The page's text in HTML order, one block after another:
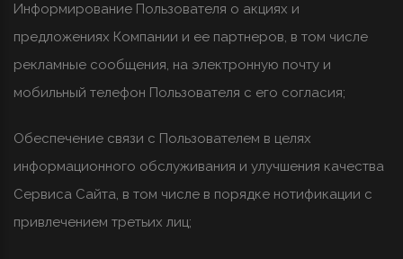
Информирование Пользователя о акциях и
предложениях Компании и ее партнеров, в том числе
рекламные сообщения, на электронную почту и
мобильный телефон Пользователя с его согласия;
Обеспечение связи с Пользователем в целях
информационного обслуживания и улучшения качества
Сервиса Сайта, в том числе в порядке нотификации с
привлечением третьих лиц;